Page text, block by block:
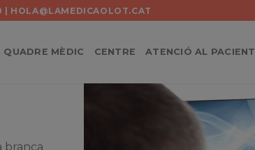
| HOLA@LAMEDICAOLOT.CAT
QUADRE MÈDIC CENTRE ATENCIÓ AL PACIENT
branca